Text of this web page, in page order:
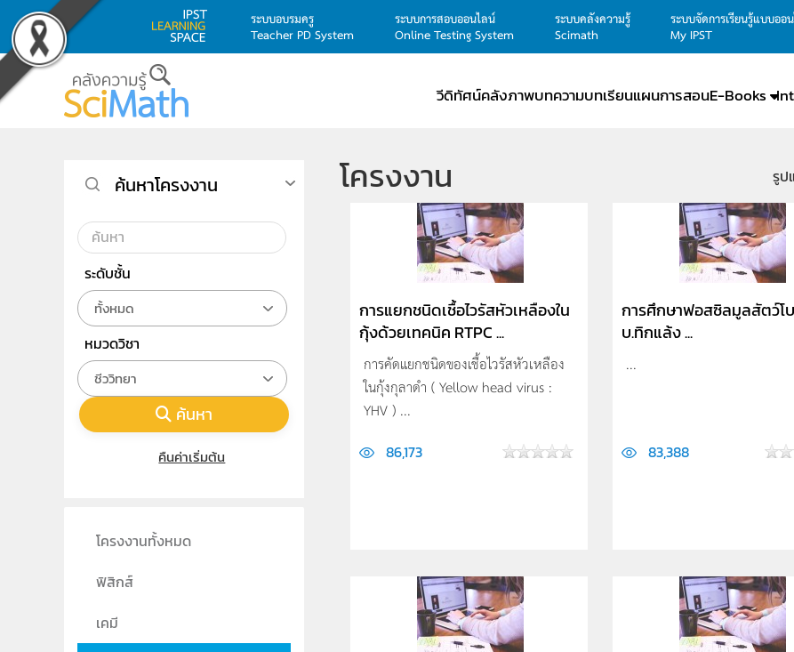
Skip to main content
ระบบอบรมครู
Teacher PD System
ระบบการสอบออนไลน์
Online Testing System
ระบบคลังความรู้
Scimath
ระบบจัดการเรียนรู้แบบออ
My IPST
วีดิทัศน์คลังภาพบทความบทเรียนแผนการสอนE-Books
โครงงาน รูป
การแยกชนิดเชื้อไวรัสหัวเหลืองใน
กุ้งด้วยเทคนิค RTPC ...
การคัดแยกชนิดของเชื้อไวรัสหัวเหลือง
ในกุ้งกุลาดำ ( Yellow head virus :
YHV ) ...
86,173
การศึกษาฟอสซิลมูลสัตว์โ
บ.ทิกแล้ง ...
...
83,388
ค้นหาโครงงาน
ระดับชั้น
ทั้งหมด
หมวดวิชา
ชีววิทยา
ค้นหา
คืนค่าเริ่มต้น
โครงงานทั้งหมด
ฟิสิกส์
เคมี